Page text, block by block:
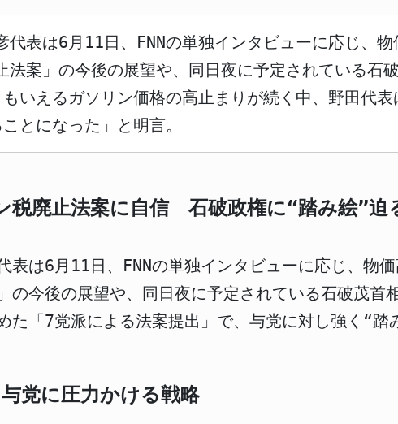
代表は6月11日、FNNの単独インタビューに応じ、
法案」の今後の展望や、同日夜に予定されている石
いえるガソリン価格の高止まりが続く中、野田代
とになった」と明言。
税廃止法案に自信 石破政権に“踏み絵”
表は6月11日、FNNの単独インタビューに応じ、物
の今後の展望や、同日夜に予定されている石破茂首
た「7党派による法案提出」で、与党に対し強く“踏
党に圧力かける戦略